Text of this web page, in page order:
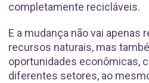
completamente recicláveis.
E a mudança não vai apenas
recursos naturais, mas
oportunidades econômicas,
diferentes setores, ao